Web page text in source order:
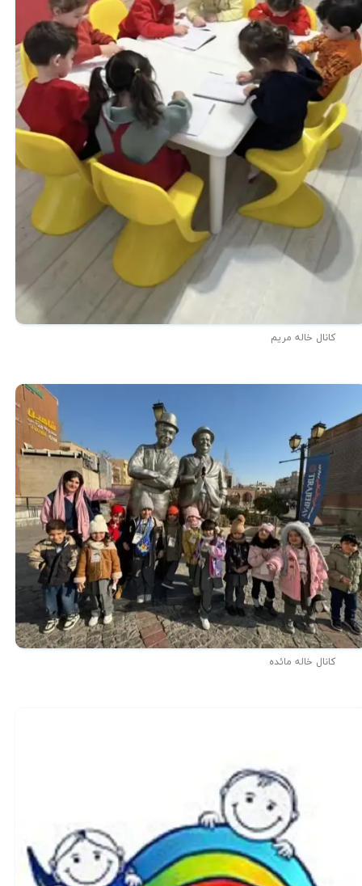
کانال خاله مریم
کانال خاله مائده